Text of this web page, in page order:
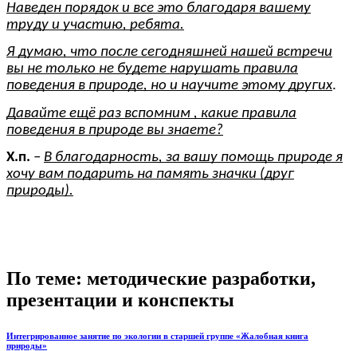
Наведен порядок и все это благодаря вашему
труду и участию, ребята.
Я думаю, что после сегодняшней нашей встречи
вы не только не будете нарушать правила
поведения в природе, но и научите этому других.
Давайте ещё раз вспомним , какие правила
поведения в природе вы знаете?
Х.п. – В благодарность, за вашу помощь природе я
хочу вам подарить на память значки (друг
природы).
По теме: методические разработки,
презентации и конспекты
Интегрированное занятие по экологии в старшей группе «Жалобная книга
природы»